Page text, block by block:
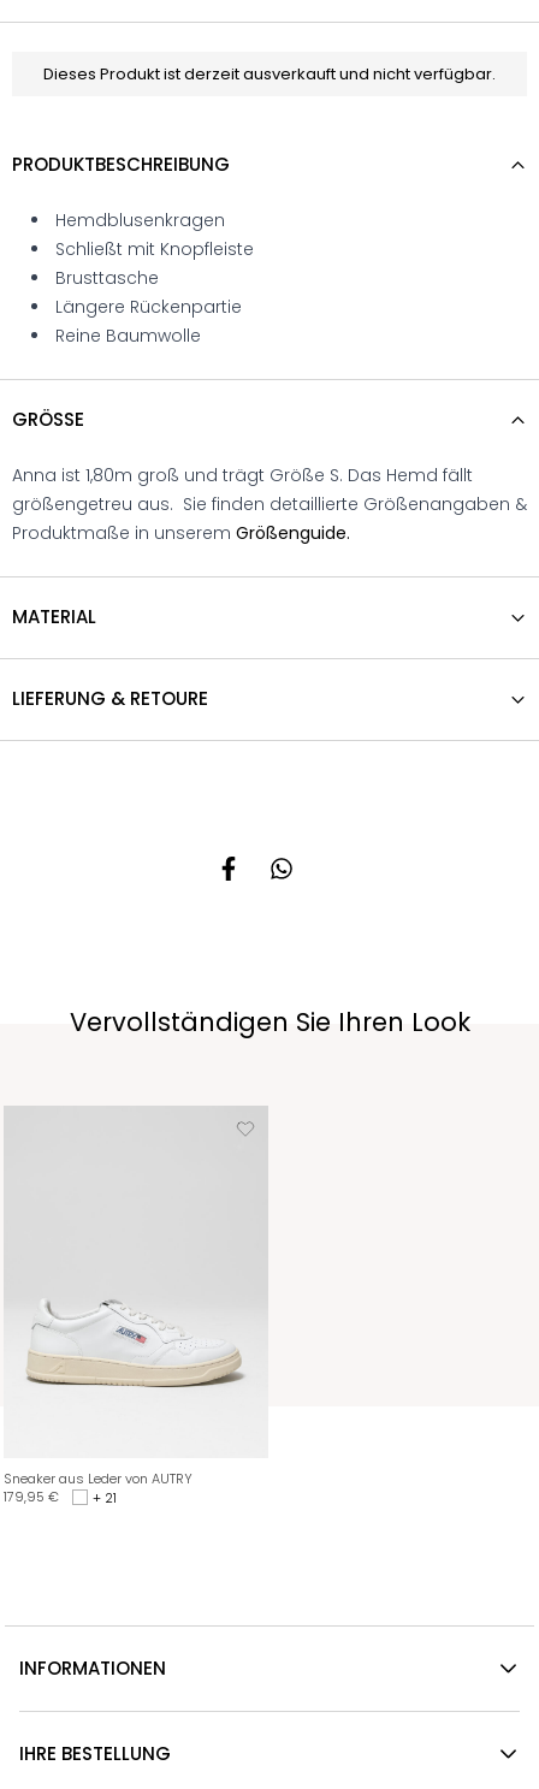
Dieses Produkt ist derzeit ausverkauft und nicht verfügbar.
PRODUKTBESCHREIBUNG
Hemdblusenkragen
Schließt mit Knopfleiste
Brusttasche
Längere Rückenpartie
Reine Baumwolle
GRÖSSE
Anna ist 1,80m groß und trägt Größe S. Das Hemd fällt
größengetreu aus. Sie finden detaillierte Größenangaben &
Produktmaße in unserem Größenguide.
MATERIAL
LIEFERUNG & RETOURE
Vervollständigen Sie Ihren Look
Sneaker aus Leder von AUTRY
179,95 € + 21
INFORMATIONEN
IHRE BESTELLUNG